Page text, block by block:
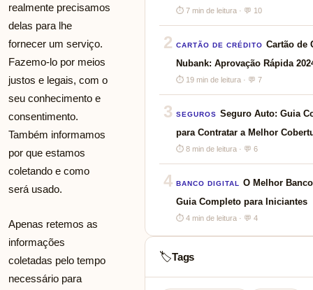
realmente precisamos
delas para lhe
fornecer um serviço.
Fazemo-lo por meios
justos e legais, com o
seu conhecimento e
consentimento.
Também informamos
por que estamos
coletando e como
será usado.
Apenas retemos as
informações
coletadas pelo tempo
necessário para
⏱ 7 min de leitura · 💬 10
2 CARTÃO DE CRÉDITO Cartão de
Nubank: Aprovação Rápida
⏱ 19 min de leitura · 💬 7
3 SEGUROS Seguro Auto: Guia
para Contratar a Melhor
⏱ 8 min de leitura · 💬 6
4 BANCO DIGITAL
O Melhor
Guia Completo para Iniciantes
⏱ 4 min de leitura · 💬 4
🏷️Tags